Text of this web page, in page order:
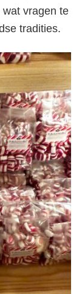
vragen te
tradities.